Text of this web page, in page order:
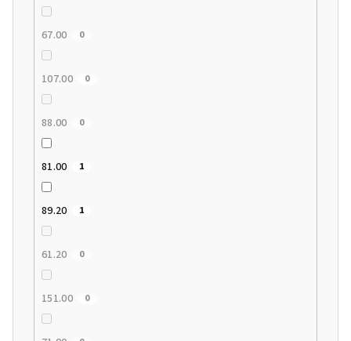
67.00 0
107.00 0
88.00 0
81.00 1
89.20 1
61.20 0
151.00 0